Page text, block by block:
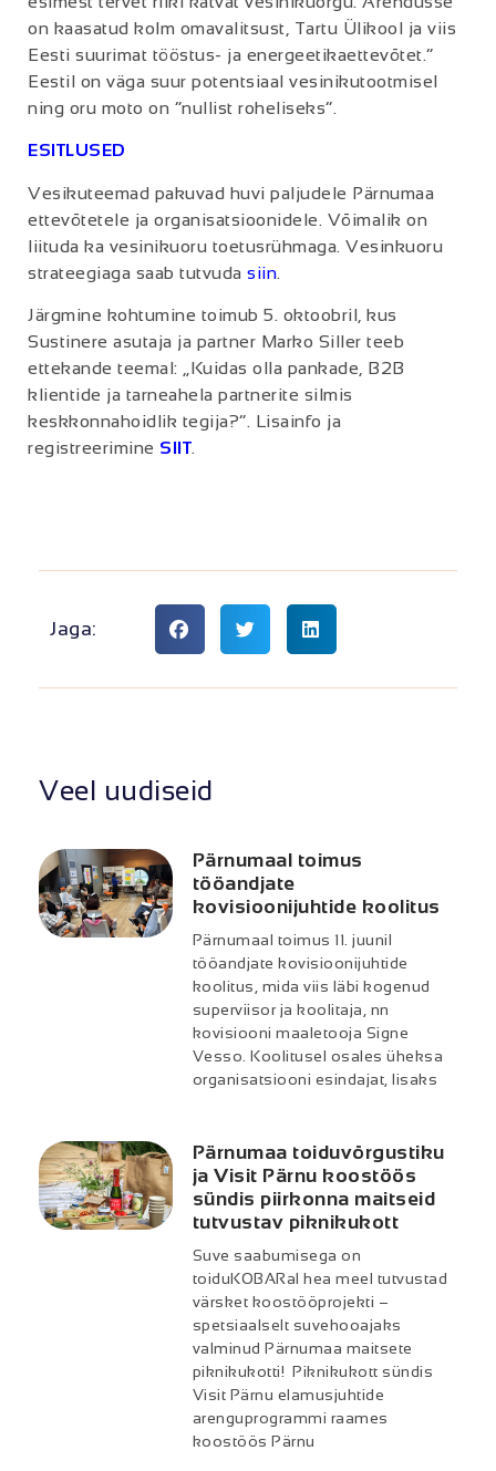
on kaasatud kolm omavalitsust, Tartu Ülikool ja viis
Eesti suurimat tööstus- ja energeetikaettevõtet.”
Eestil on väga suur potentsiaal vesinikutootmisel
ning oru moto on “nullist roheliseks”.
ESITLUSED
Vesikuteemad pakuvad huvi paljudele Pärnumaa
ettevõtetele ja organisatsioonidele. Võimalik on
liituda ka vesinikuoru toetusrühmaga. Vesinkuoru
strateegiaga saab tutvuda siin.
Järgmine kohtumine toimub 5. oktoobril, kus
Sustinere asutaja ja partner Marko Siller teeb
ettekande teemal: „Kuidas olla pankade, B2B
klientide ja tarneahela partnerite silmis
keskkonnahoidlik tegija?“. Lisainfo ja
registreerimine SIIT.
Jaga:
Veel uudiseid
Pärnumaal toimus
tööandjate
kovisioonijuhtide koolitus
Pärnumaal toimus 11. juunil
tööandjate kovisioonijuhtide
koolitus, mida viis läbi kogenud
superviisor ja koolitaja, nn
kovisiooni maaletooja Signe
Vesso. Koolitusel osales üheksa
organisatsiooni esindajat, lisaks
Pärnumaa toiduvõrgustiku
ja Visit Pärnu koostöös
sündis piirkonna maitseid
tutvustav piknikukott
Suve saabumisega on
toiduKOBARal hea meel tutvustad
värsket koostööprojekti –
spetsiaalselt suvehooajaks
valminud Pärnumaa maitsete
piknikukotti! Piknikukott sündis
Visit Pärnu elamusjuhtide
arenguprogrammi raames
koostöös Pärnu